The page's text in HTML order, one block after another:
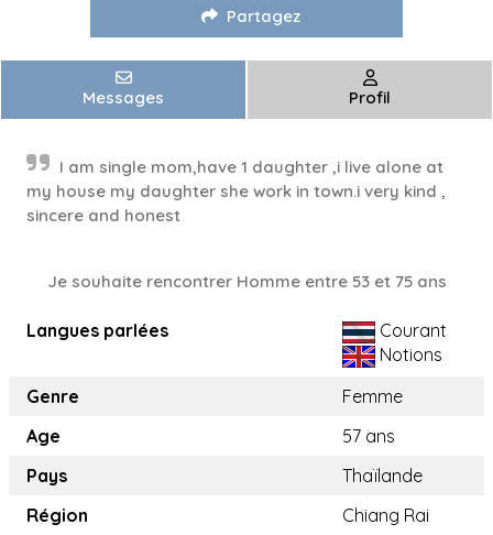
Partagez
Messages Profil
I am single mom,have 1 daughter ,i live alone at
my house my daughter she work in town.i very kind ,
sincere and honest
Je souhaite rencontrer Homme entre 53 et 75 ans
Langues parlées
Courant
Notions
Genre
Femme
Age
57 ans
Pays
Thaïlande
Région
Chiang Rai